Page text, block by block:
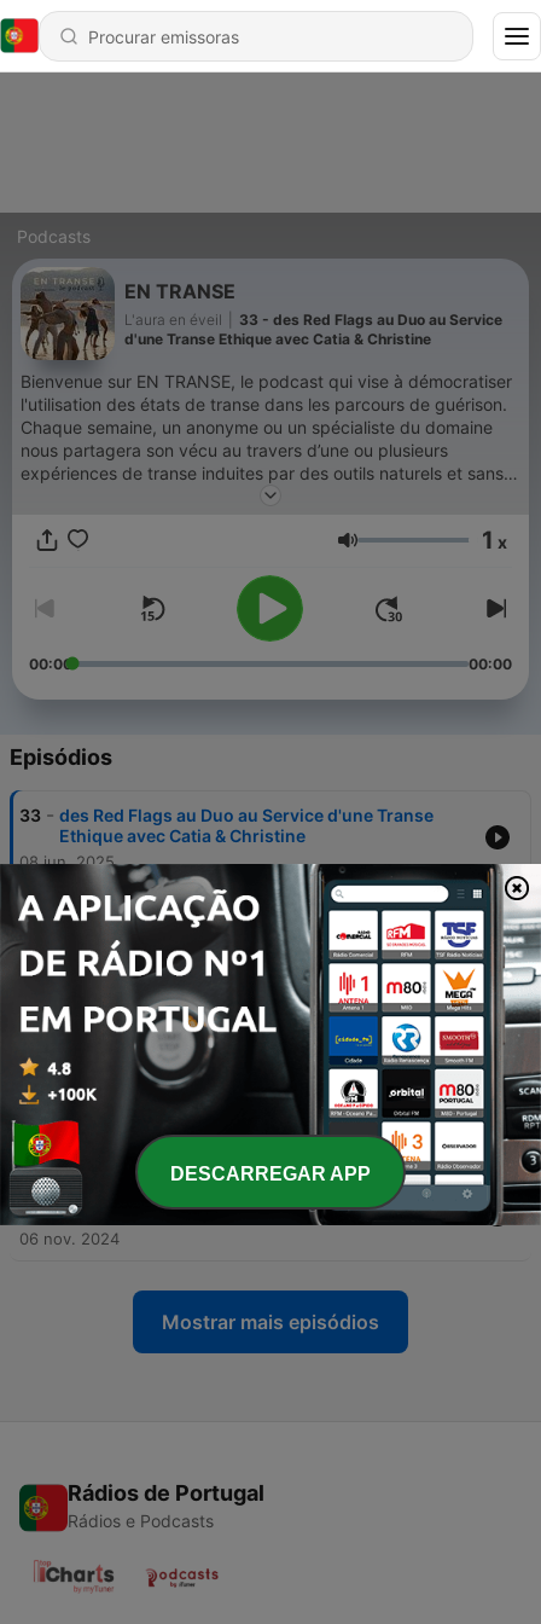
Podcasts
EN TRANSE
L'aura en éveil
33 - des Red Flags au Duo au Service
d'une Transe Ethique avec Catia & Christine
Bienvenue sur EN TRANSE, le podcast qui vise à démocratiser
l'utilisation des états de transe dans les parcours de guérison.
Chaque semaine, un anonyme ou un spécialiste du domaine
nous partagera son vécu au travers d’une ou plusieurs
expériences de transe induites par des outils naturels et sans
d’ouverture spirituelle. Que tu sois en quête de sens, de
grand, tu es au bon endroit alors bonne écoute !
Volume 1 x
00:00 00:00
Episódios
33 - des Red Flags au Duo au Service d'une Transe
Ethique avec Catia & Christine
08 jun. 2025
32
En Transe avec Moi - mon Histoire, mon Comment
et mon Pourquoi 🎧
10 jan. 2025
31 - de la Redécouverte du Plaisir à la Perte de Poids
avec Marion
30 - de l’Exorcisme à la Reconnexion à ses Ancêtres
avec Gaëlle
13 nov. 2024
29 - du Bassin Bloqué par le Transgénérationnel à la
Libération et la Joie de Vivre avec Sophie
06 nov. 2024
Mostrar mais episódios
Rádios de Portugal
Rádios e Podcasts
DESCARREGAR APP